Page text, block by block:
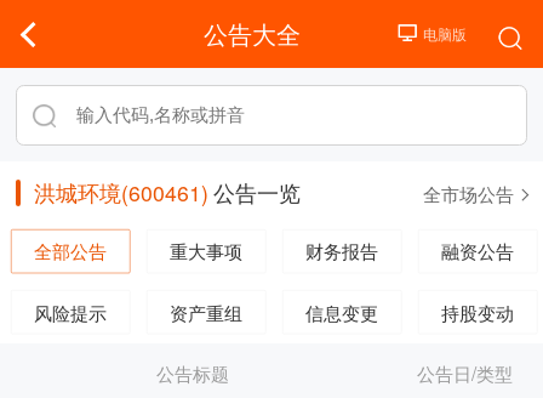
公告大全
洪城环境(600461) 公告一览 全市场公告
全部公告 重大事项 财务报告 融资公告
风险提示 资产重组 信息变更 持股变动
公告标题 公告日/类型